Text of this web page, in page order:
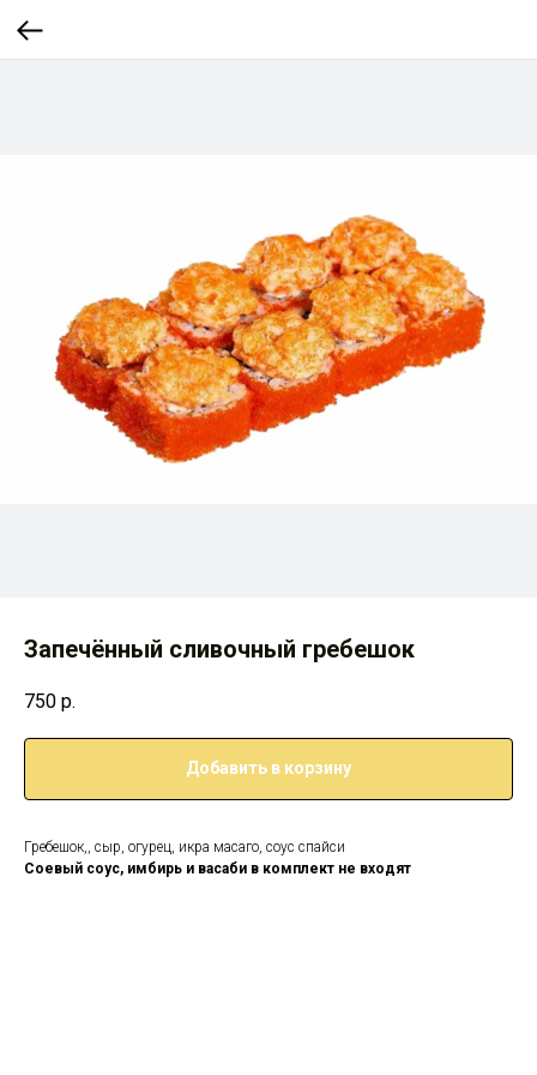
Запечённый сливочный гребешок
750 р.
Добавить в корзину
Гребешок,, сыр, огурец, икра масаго, соус спайси
Соевый соус, имбирь и васаби в комплект не входят